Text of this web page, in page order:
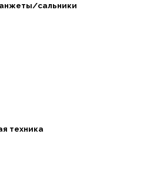
сальники
техника